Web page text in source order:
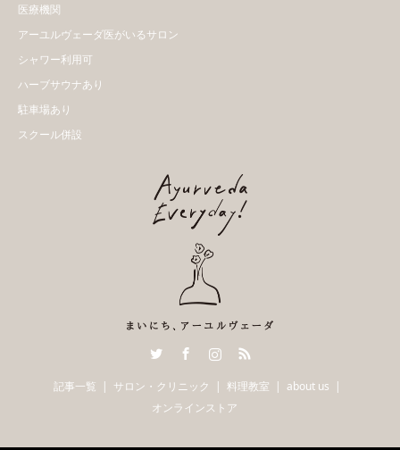
医療機関
アーユルヴェーダ医がいるサロン
シャワー利用可
ハーブサウナあり
駐車場あり
スクール併設
InstagramRSS
記事一覧 サロン・クリニック 料理教室
about us
オンラインストア